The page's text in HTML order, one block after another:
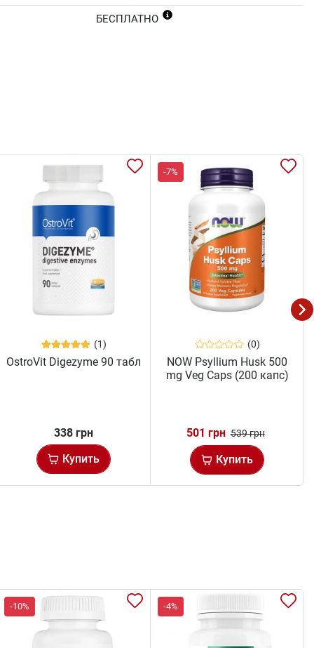
БЕСПЛАТНО
(1)
OstroVit Digezyme 90 табл
338 грн
Купить
-7%
(0)
NOW Psyllium Husk 500
mg Veg Caps (200 капс)
501 грн 539 грн
Купить
-10% -4%